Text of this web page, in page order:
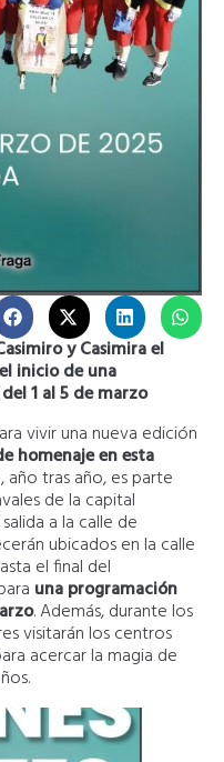
y Casimira el
inicio de una
1 al 5 de marzo
vivir una nueva edición
homenaje en esta
año tras año, es parte
de la capital
a la calle de
ubicados en la calle
el final del
una programación
. Además, durante los
visitarán los centros
acercar la magia de